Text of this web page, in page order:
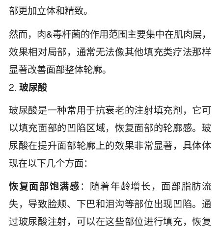
部更加立体和精致。
然而，肉&毒杆菌的作用范围主要集中在肌肉层，
效果相对局部，通常无法像其他填充类疗法那样
显著改善面部整体轮廓。
2. 玻尿酸
玻尿酸是一种常用于抗衰老的注射填充剂，它可
以填充面部的凹陷区域，恢复面部的轮廓感。玻
尿酸在提升面部轮廓上的效果非常显著，具体体
现在以下几个方面：
恢复面部饱满感：随着年龄增长，面部脂肪流
失，导致脸颊、下巴和泪沟等部位出现凹陷。通
过玻尿酸注射，可以在这些部位进行填充，恢复